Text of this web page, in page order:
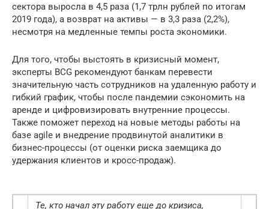
сектора выросла в 4,5 раза (1,7 трлн рублей по итогам
2019 года), а возврат на активы — в 3,3 раза (2,2%),
несмотря на медленные темпы роста экономики.
Для того, чтобы выстоять в кризисный момент,
эксперты BCG рекомендуют банкам перевести
значительную часть сотрудников на удаленную работу и
гибкий график, чтобы после пандемии сэкономить на
аренде и цифровизировать внутренние процессы.
Также поможет переход на новые методы работы на
базе agile и внедрение продвинутой аналитики в
бизнес-процессы (от оценки риска заемщика до
удержания клиентов и кросс-продаж).
Те, кто начал эту работу еще до кризиса,